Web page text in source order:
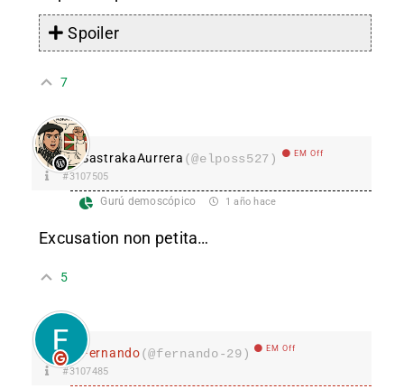
Spoiler
7
SastrakaAurrera (@elposs527) EM Off
#3107505
Gurú demoscópico 1 año hace
Excusation non petita…
5
Fernando(@fernando-29) EM Off
#3107485